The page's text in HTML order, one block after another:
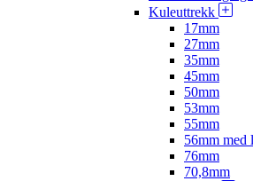
Kuleuttrekk
17mm
27mm
35mm
45mm
50mm
53mm
55mm
56mm med
76mm
70,8mm